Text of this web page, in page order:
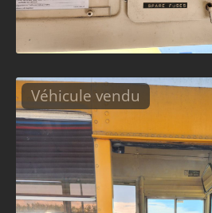
Véhicule vendu